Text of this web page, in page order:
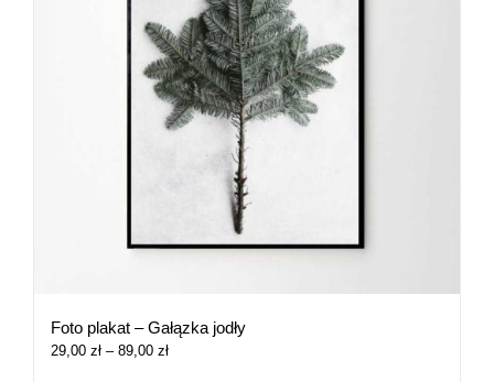
Foto plakat – Gałązka jodły
29,00 zł – 89,00 złZakres